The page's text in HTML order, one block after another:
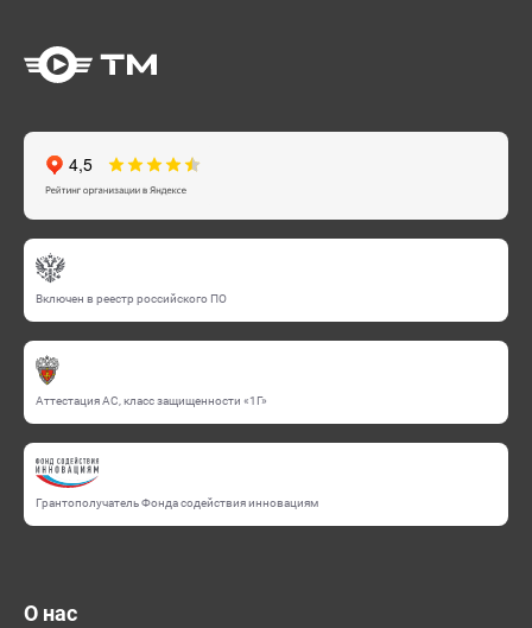
Включен в реестр российского ПО
Аттестация АС, класс защищенности «1Г»
Грантополучатель Фонда содействия инновациям
О нас